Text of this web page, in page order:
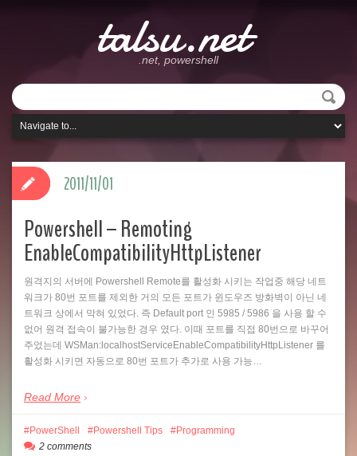
talsu.net
.net, powershell
Powershell – Remoting
EnableCompatibilityHttpListener
원격지의 서버에 Powershell Remote를 활성화 시키는 작업중 해당 네트
워크가 80번 포트를 제외한 거의 모든 포트가 윈도우즈 방화벽이 아닌 네
트워크 상에서 막혀 있었다. 즉 Default port 인 5985 / 5986 을 사용 할 수
없어 원격 접속이 불가능한 경우 였다. 이때 포트를 직접 80번으로 바꾸어
주었는데 WSMan:localhostServiceEnableCompatibilityHttpListener 를
활성화 시키면 자동으로 80번 포트가 추가로 사용 가능…
Read More
2011/11/01
PowerShell Powershell Tips
Programming
2 comments